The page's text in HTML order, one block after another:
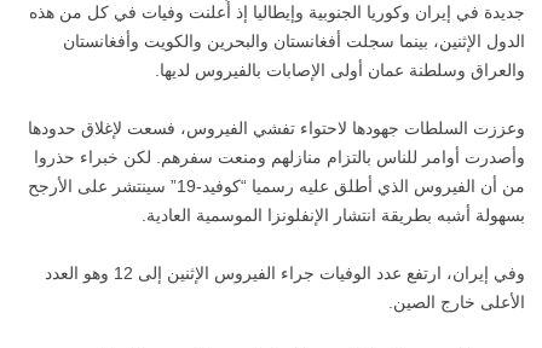
جديدة في إيران وكوريا الجنوبية وإيطاليا إذ أُعلنت وفيات في كل من هذه
الدول الإثنين، بينما سجلت أفغانستان والبحرين والكويت وأفغانستان
والعراق وسلطنة عمان أولى الإصابات بالفيروس لديها.
وعززت السلطات جهودها لاحتواء تفشي الفيروس، فسعت لإغلاق حدودها
وأصدرت أوامر للناس بالتزام منازلهم ومنعت سفرهم. لكن خبراء حذروا
من أن الفيروس الذي أطلق عليه رسميا “كوفيد-19” سينتشر على الأرجح
بسهولة أشبه بطريقة انتشار الإنفلونزا الموسمية العادية.
وفي إيران، ارتفع عدد الوفيات جراء الفيروس الإثنين إلى 12 وهو العدد
الأعلى خارج الصين.